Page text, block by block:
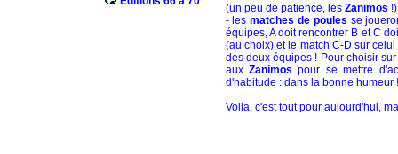
(un peu de patience, les Zanimos
- lesmatches de poules se
équipes, A doit rencontrer B et C
(au choix) et le match C-D sur
des deux équipes ! Pour choisir
aux Zanimos pour se mettre
d'habitude : dans la bonne humeur !
Voila, c'est tout pour aujourd'hui,